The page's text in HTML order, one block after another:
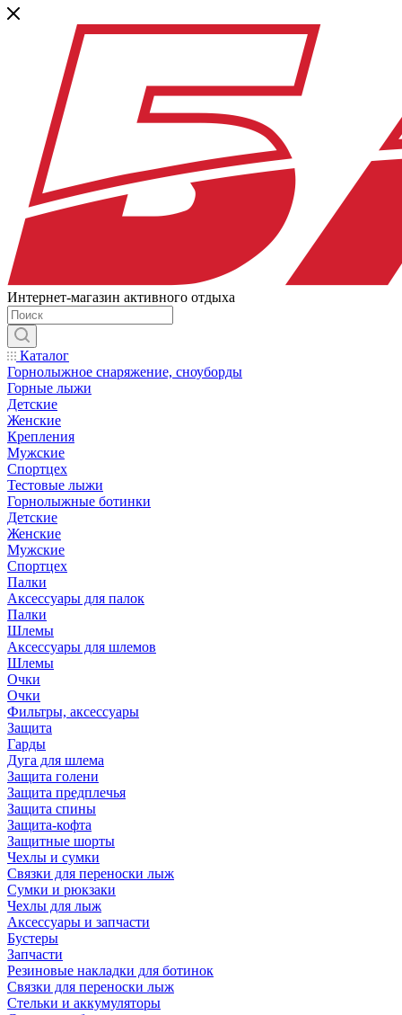
Интернет-магазин активного отдыха
Каталог
Горнолыжное снаряжение, сноуборды
Горные лыжи
Детские
Женские
Крепления
Мужские
Спортцех
Тестовые лыжи
Горнолыжные ботинки
Детские
Женские
Мужские
Спортцех
Палки
Аксессуары для палок
Палки
Шлемы
Аксессуары для шлемов
Шлемы
Очки
Очки
Фильтры, аксессуары
Защита
Гарды
Дуга для шлема
Защита голени
Защита предплечья
Защита спины
Защита-кофта
Защитные шорты
Чехлы и сумки
Связки для переноски лыж
Сумки и рюкзаки
Чехлы для лыж
Аксессуары и запчасти
Бустеры
Запчасти
Резиновые накладки для ботинок
Связки для переноски лыж
Стельки и аккумуляторы